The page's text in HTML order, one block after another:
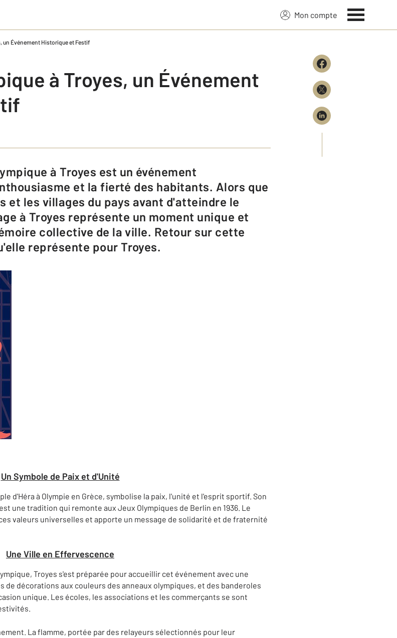
Mon compte
un Événement Historique et Festif
à Troyes, un Événement
et la fierté des habitants. Alors que
et les villages du pays avant d'atteindre le
à Troyes représente un moment unique et
collective de la ville. Retour sur cette
représente pour Troyes.
Un Symbole de Paix et d'Unité
d'Héra à Olympie en Grèce, symbolise la paix, l'unité et l'esprit sportif. Son
une tradition qui remonte aux Jeux Olympiques de Berlin en 1936. Le
valeurs universelles et apporte un message de solidarité et de fraternité
Une Ville en Effervescence
Troyes s'est préparée pour accueillir cet événement avec une
de décorations aux couleurs des anneaux olympiques, et des banderoles
unique. Les écoles, les associations et les commerçants se sont
La flamme, portée par des relayeurs sélectionnés pour leur